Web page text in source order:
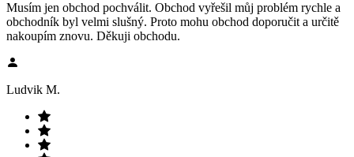
Musím jen obchod pochválit. Obchod vyřešil můj problém rychle a
obchodník byl velmi slušný. Proto mohu obchod doporučit a určitě
nakoupím znovu. Děkuji obchodu.
Ludvik M.